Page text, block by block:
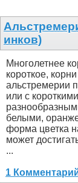
инков)
Многолетнее
короткое,
альстремерии
или с
белыми,
форма цветка
может
...
1